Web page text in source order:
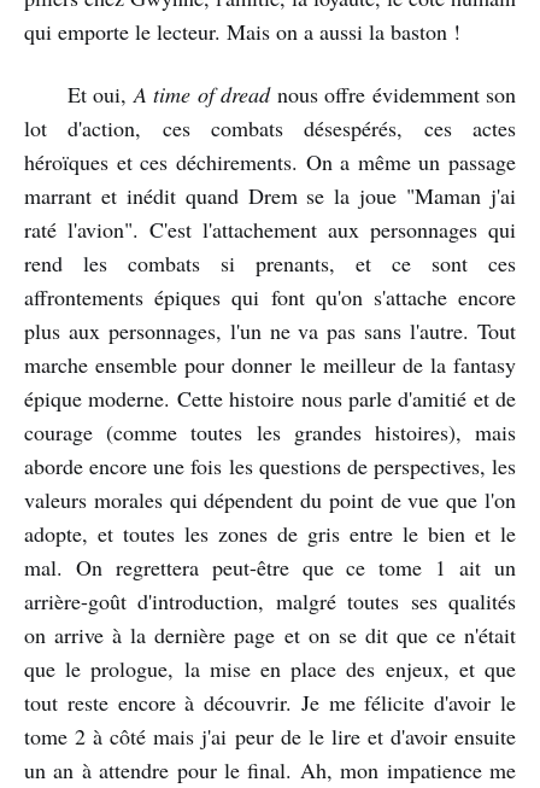
qui emporte le lecteur. Mais on a aussi la baston !
Et oui,A time of dreadnous offre évidemment son
lot d'action, ces combats désespérés, ces actes
héroïques et ces déchirements. On a même un passage
marrant et inédit quand Drem se la joue "Maman j'ai
raté l'avion". C'est l'attachement aux personnages qui
rend les combats si prenants, et ce sont ces
affrontements épiques qui font qu'on s'attache encore
plus aux personnages, l'un ne va pas sans l'autre. Tout
marche ensemble pour donner le meilleur de la fantasy
épique moderne. Cette histoire nous parle d'amitié et de
courage (comme toutes les grandes histoires), mais
aborde encore une fois les questions de perspectives, les
valeurs morales qui dépendent du point de vue que l'on
adopte, et toutes les zones de gris entre le bien et le
mal. On regrettera peut-être que ce tome 1 ait un
arrière-goût d'introduction, malgré toutes ses qualités
on arrive à la dernière page et on se dit que ce n'était
que le prologue, la mise en place des enjeux, et que
tout reste encore à découvrir. Je me félicite d'avoir le
tome 2 à côté mais j'ai peur de le lire et d'avoir ensuite
un an à attendre pour le final. Ah, mon impatience me